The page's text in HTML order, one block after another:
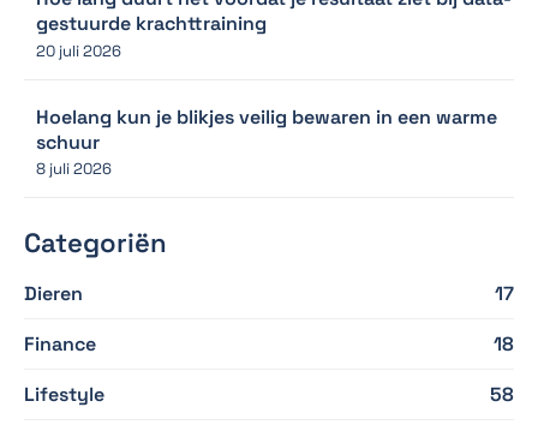
gestuurde krachttraining
20 juli 2026
Hoelang kun je blikjes veilig bewaren in een warme
schuur
8 juli 2026
Categoriën
Dieren
17
Finance
18
Lifestyle
58